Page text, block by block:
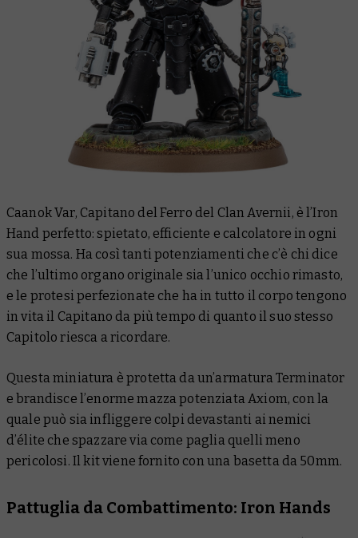
Caanok Var, Capitano del Ferro del Clan Avernii, è l’Iron
Hand perfetto: spietato, efficiente e calcolatore in ogni
sua mossa. Ha così tanti potenziamenti che c’è chi dice
che l’ultimo organo originale sia l’unico occhio rimasto,
e le protesi perfezionate che ha in tutto il corpo tengono
in vita il Capitano da più tempo di quanto il suo stesso
Capitolo riesca a ricordare.
Questa miniatura è protetta da un’armatura Terminator
e brandisce l’enorme mazza potenziata Axiom, con la
quale può sia infliggere colpi devastanti ai nemici
d’élite che spazzare via come paglia quelli meno
pericolosi. Il kit viene fornito con una basetta da 50mm.
Pattuglia da Combattimento: Iron Hands